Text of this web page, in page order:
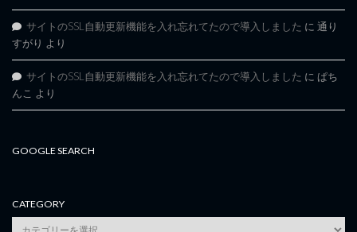
サイトのSSL自動更新機能を入れ忘れてたので導入しました に 通り
すがり より
サイトのSSL自動更新機能を入れ忘れてたので導入しました に ぱち
んこ より
GOOGLE SEARCH
CATEGORY
category